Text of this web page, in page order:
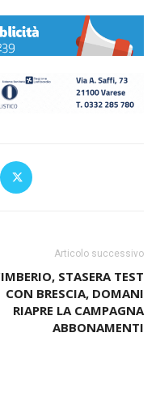
Articolo successivo
STASERA TEST
CON BRESCIA, DOMANI
RIAPRE LA CAMPAGNA
ABBONAMENTI